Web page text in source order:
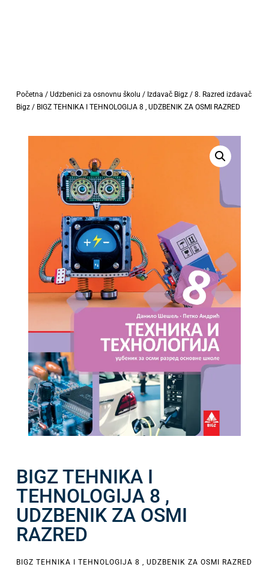
Početna / Udzbenici za osnovnu školu / Izdavač Bigz/ 8. Razred izdavač
Bigz/ BIGZ TEHNIKA I TEHNOLOGIJA 8 , UDZBENIK ZA OSMI RAZRED
BIGZ TEHNIKA I
TEHNOLOGIJA 8 ,
UDZBENIK ZA OSMI
RAZRED
BIGZ TEHNIKA I TEHNOLOGIJA 8 , UDZBENIK ZA OSMI RAZRED